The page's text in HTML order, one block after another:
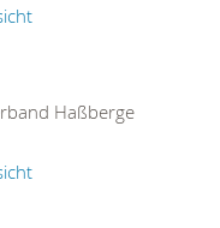
Haßberge